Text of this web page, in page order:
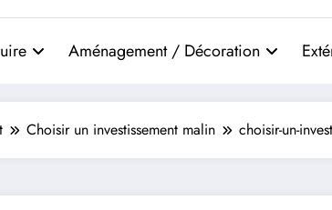
Aménagement / Décoration
Choisir un investissement malin choisir-un-